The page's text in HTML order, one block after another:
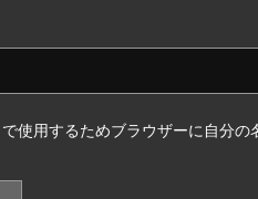
使用するためブラウザーに自分の